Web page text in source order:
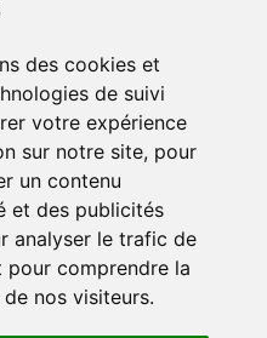
des cookies et
de suivi
votre expérience
sur notre site, pour
un contenu
et des publicités
analyser le trafic de
pour comprendre la
nos visiteurs.